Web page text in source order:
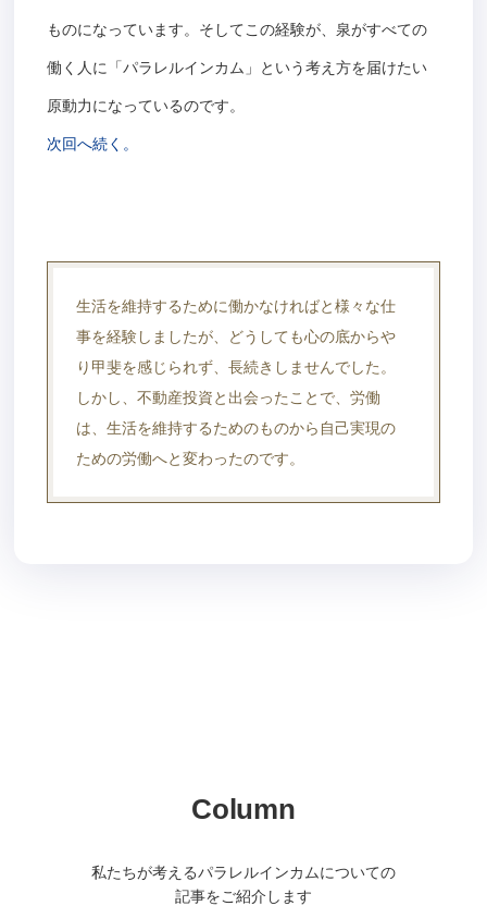
ものになっています。そしてこの経験が、泉がすべての
働く人に「パラレルインカム」という考え方を届けたい
原動力になっているのです。
次回へ続く。
生活を維持するために働かなければと様々な仕
事を経験しましたが、どうしても心の底からや
り甲斐を感じられず、長続きしませんでした。
しかし、不動産投資と出会ったことで、労働
は、生活を維持するためのものから自己実現の
ための労働へと変わったのです。
Column
私たちが考えるパラレルインカムについての
記事をご紹介します